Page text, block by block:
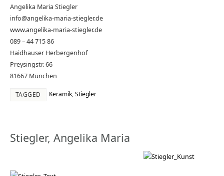
Angelika Maria Stiegler
info@angelika-maria-stiegler.de
www.angelika-maria-stiegler.de
089 – 44 715 86
Haidhauser Herbergenhof
Preysingstr. 66
81667 München
TAGGED Keramik,Stiegler
Stiegler, Angelika Maria